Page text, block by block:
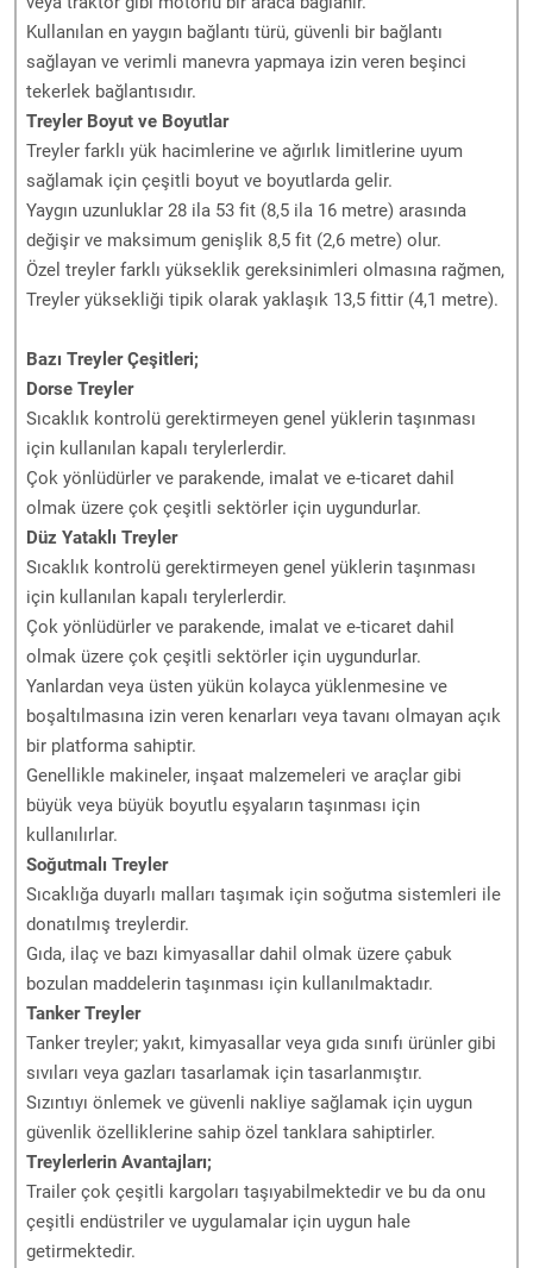
Kullanılan en yaygın bağlantı türü, güvenli bir bağlantı
sağlayan ve verimli manevra yapmaya izin veren beşinci
tekerlek bağlantısıdır.
Treyler Boyut ve Boyutlar
Treyler farklı yük hacimlerine ve ağırlık limitlerine uyum
sağlamak için çeşitli boyut ve boyutlarda gelir.
Yaygın uzunluklar 28 ila 53 fit (8,5 ila 16 metre) arasında
değişir ve maksimum genişlik 8,5 fit (2,6 metre) olur.
Özel treyler farklı yükseklik gereksinimleri olmasına rağmen,
Treyler yüksekliği tipik olarak yaklaşık 13,5 fittir (4,1 metre).
Bazı Treyler Çeşitleri;
Dorse Treyler
Sıcaklık kontrolü gerektirmeyen genel yüklerin taşınması
için kullanılan kapalı terylerlerdir.
Çok yönlüdürler ve parakende, imalat ve e-ticaret dahil
olmak üzere çok çeşitli sektörler için uygundurlar.
Düz Yataklı Treyler
Sıcaklık kontrolü gerektirmeyen genel yüklerin taşınması
için kullanılan kapalı terylerlerdir.
Çok yönlüdürler ve parakende, imalat ve e-ticaret dahil
olmak üzere çok çeşitli sektörler için uygundurlar.
Yanlardan veya üsten yükün kolayca yüklenmesine ve
boşaltılmasına izin veren kenarları veya tavanı olmayan açık
bir platforma sahiptir.
Genellikle makineler, inşaat malzemeleri ve araçlar gibi
büyük veya büyük boyutlu eşyaların taşınması için
kullanılırlar.
Soğutmalı Treyler
Sıcaklığa duyarlı malları taşımak için soğutma sistemleri ile
donatılmış treylerdir.
Gıda, ilaç ve bazı kimyasallar dahil olmak üzere çabuk
bozulan maddelerin taşınması için kullanılmaktadır.
Tanker Treyler
Tanker treyler; yakıt, kimyasallar veya gıda sınıfı ürünler gibi
sıvıları veya gazları tasarlamak için tasarlanmıştır.
Sızıntıyı önlemek ve güvenli nakliye sağlamak için uygun
güvenlik özelliklerine sahip özel tanklara sahiptirler.
Treylerlerin Avantajları;
Trailer çok çeşitli kargoları taşıyabilmektedir ve bu da onu
çeşitli endüstriler ve uygulamalar için uygun hale
getirmektedir.